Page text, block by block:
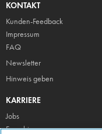
KONTAKT
Kunden-Feedback
Impressum
FAQ
Newsletter
Hinweis geben
KARRIERE
Jobs
Franchise